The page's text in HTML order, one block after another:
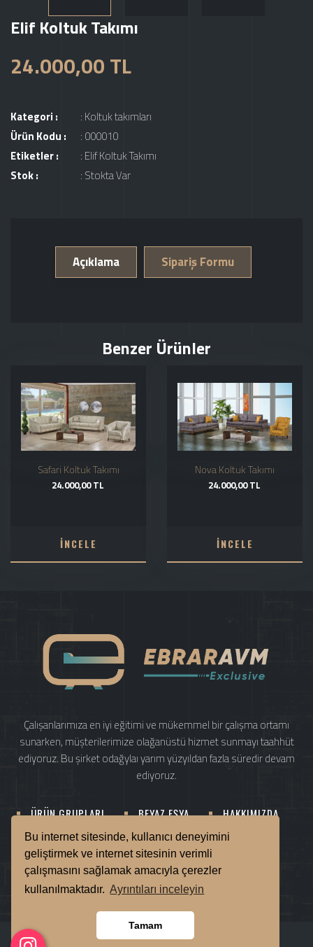
Bu internet sitesinde, kullanıcı deneyimini
geliştirmek ve internet sitesinin verimli
çalışmasını sağlamak amacıyla çerezler
kullanılmaktadır. Ayrıntıları inceleyin
Tamam
Elif Koltuk Takımı
24.000,00 TL
Kategori : : Koltuk takımları
Ürün Kodu :
: 000010
Etiketler :
: Elif Koltuk Takımı
Stok :
: Stokta Var
Açıklama Sipariş Formu
Benzer Ürünler
Safari Koltuk Takımı
24.000,00 TL
İNCELE
Nova Koltuk Takımı
24.000,00 TL
İNCELE
Çalışanlarımıza en iyi eğitimi ve mükemmel bir çalışma ortamı
sunarken, müşterilerimize olağanüstü hizmet sunmayı taahhüt
ediyoruz. Bu şirket odağylaı yarım yüzyıldan fazla süredir devam
ediyoruz.
ÜRÜN GRUPLARI BEYAZ EŞYA
HAKKIMIZDA
SATIŞ NOKTALARI
E-KATALOG
00000000000 info@ebraravm.com.tr
Copyright © EbrarAVM Dayanıklı Tüketim Malları! 2024